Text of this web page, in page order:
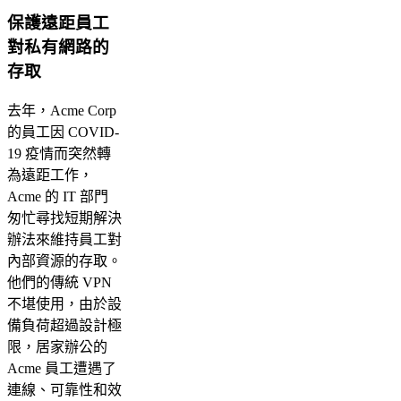
保護遠距員工
對私有網路的
存取
去年，Acme Corp
的員工因 COVID-
19 疫情而突然轉
為遠距工作，
Acme 的 IT 部門
匆忙尋找短期解決
辦法來維持員工對
內部資源的存取。
他們的傳統 VPN
不堪使用，由於設
備負荷超過設計極
限，居家辦公的
Acme 員工遭遇了
連線、可靠性和效